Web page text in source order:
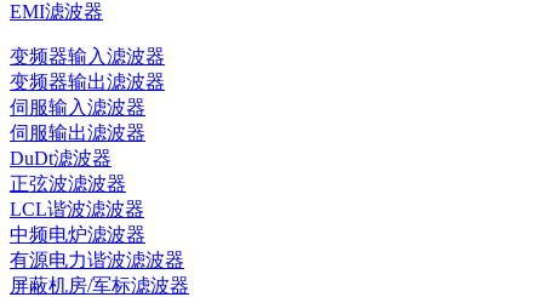
EMI滤波器
变频器输入滤波器
变频器输出滤波器
伺服输入滤波器
伺服输出滤波器
DuDt滤波器
正弦波滤波器
LCL谐波滤波器
中频电炉滤波器
有源电力谐波滤波器
屏蔽机房/军标滤波器